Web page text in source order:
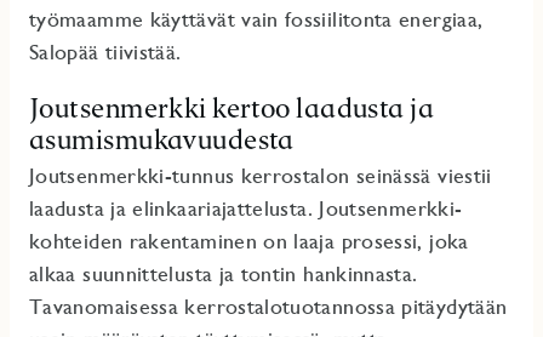
työmaamme käyttävät vain fossiilitonta energiaa,
Salopää tiivistää.
Joutsenmerkki kertoo laadusta ja
asumismukavuudesta
Joutsenmerkki-tunnus kerrostalon seinässä viestii
laadusta ja elinkaariajattelusta. Joutsenmerkki-
kohteiden rakentaminen on laaja prosessi, joka
alkaa suunnittelusta ja tontin hankinnasta.
Tavanomaisessa kerrostalotuotannossa pitäydytään